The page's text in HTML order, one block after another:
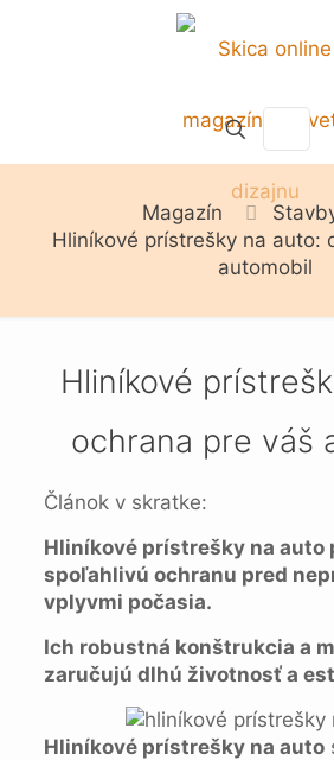
Magazín
Hliníkové prístrešky na auto:
automobil
Hliníkové
ochrana pre váš
Článok v skratke:
Hliníkové prístrešky na auto
spoľahlivú ochranu pred
vplyvmi počasia.
Ich robustná konštrukcia a
zaručujú dlhú životnosť a
Hliníkové prístrešky na auto